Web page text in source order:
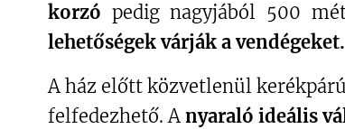
korzó pedig nagyjából 500
lehetőségek várják a vendégeket.
A ház előtt közvetlenül
felfedezhető. A nyaraló ideális